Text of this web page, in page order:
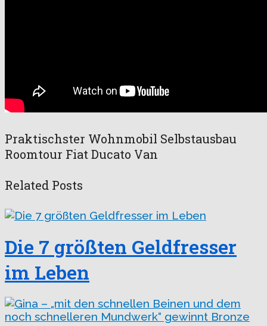
Praktischster Wohnmobil Selbstausbau
Roomtour Fiat Ducato Van
Related Posts
Die 7 größten Geldfresser
im Leben